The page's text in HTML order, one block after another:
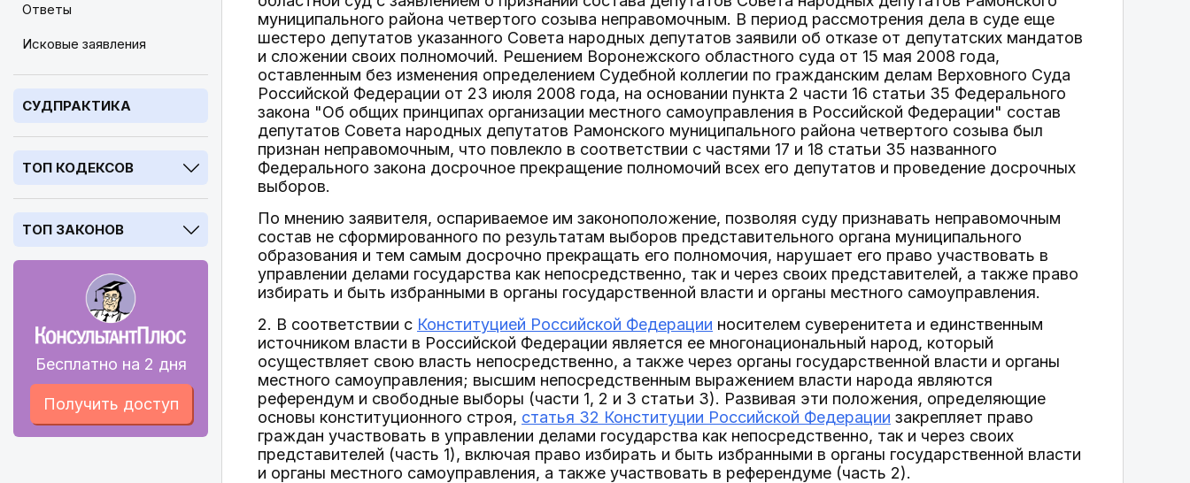
Ответы
Исковые заявления
СУДПРАКТИКА
ТОП КОДЕКСОВ
ТОП ЗАКОНОВ
Бесплатно на 2 дня
Получить доступ
муниципального района четвертого созыва неправомочным. В период рассмотрения дела в суде еще
шестеро депутатов указанного Совета народных депутатов заявили об отказе от депутатских мандатов
и сложении своих полномочий. Решением Воронежского областного суда от 15 мая 2008 года,
оставленным без изменения определением Судебной коллегии по гражданским делам Верховного Суда
Российской Федерации от 23 июля 2008 года, на основании пункта 2 части 16 статьи 35 Федерального
закона "Об общих принципах организации местного самоуправления в Российской Федерации" состав
депутатов Совета народных депутатов Рамонского муниципального района четвертого созыва был
признан неправомочным, что повлекло в соответствии с частями 17 и 18 статьи 35 названного
Федерального закона досрочное прекращение полномочий всех его депутатов и проведение досрочных
выборов.
По мнению заявителя, оспариваемое им законоположение, позволяя суду признавать неправомочным
состав не сформированного по результатам выборов представительного органа муниципального
образования и тем самым досрочно прекращать его полномочия, нарушает его право участвовать в
управлении делами государства как непосредственно, так и через своих представителей, а также право
избирать и быть избранными в органы государственной власти и органы местного самоуправления.
2. В соответствии с Конституцией Российской Федерации носителем суверенитета и единственным
источником власти в Российской Федерации является ее многонациональный народ, который
осуществляет свою власть непосредственно, а также через органы государственной власти и органы
местного самоуправления; высшим непосредственным выражением власти народа являются
референдум и свободные выборы (части 1, 2 и 3 статьи 3). Развивая эти положения, определяющие
основы конституционного строя, статья 32 Конституции Российской Федерации закрепляет право
граждан участвовать в управлении делами государства как непосредственно, так и через своих
представителей (часть 1), включая право избирать и быть избранными в органы государственной власти
и органы местного самоуправления, а также участвовать в референдуме (часть 2).